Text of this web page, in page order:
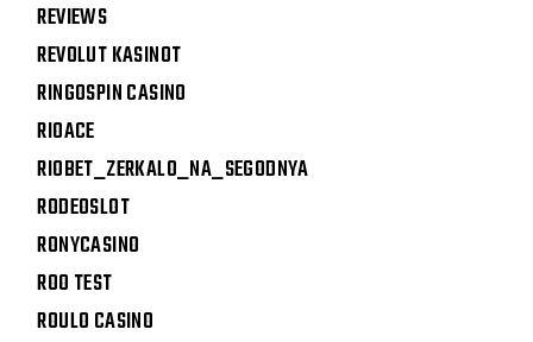
REVIEWS
REVOLUT KASINOT
RINGOSPIN CASINO
RIOACE
RIOBET_ZERKALO_NA_SEGODNYA
RODEOSLOT
RONYCASINO
ROO TEST
ROULO CASINO